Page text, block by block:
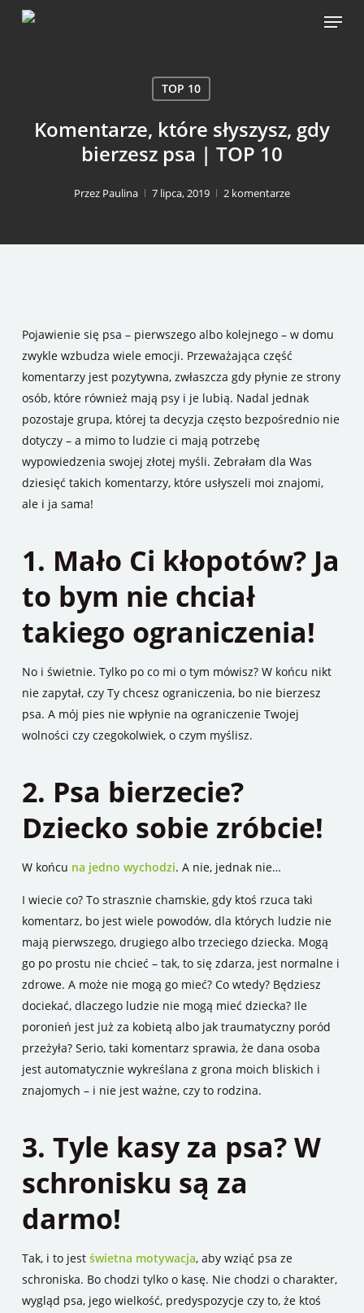
Menu
TOP 10
Komentarze, które słyszysz, gdy
bierzesz psa | TOP 10
Przez Paulina 7 lipca, 2019 2 komentarze
Pojawienie się psa – pierwszego albo kolejnego – w domu
zwykle wzbudza wiele emocji. Przeważająca część
komentarzy jest pozytywna, zwłaszcza gdy płynie ze strony
osób, które również mają psy i je lubią. Nadal jednak
pozostaje grupa, której ta decyzja często bezpośrednio nie
dotyczy – a mimo to ludzie ci mają potrzebę
wypowiedzenia swojej złotej myśli. Zebrałam dla Was
dziesięć takich komentarzy, które usłyszeli moi znajomi,
ale i ja sama!
1. Mało Ci kłopotów? Ja
to bym nie chciał
takiego ograniczenia!
No i świetnie. Tylko po co mi o tym mówisz? W końcu nikt
nie zapytał, czy Ty chcesz ograniczenia, bo nie bierzesz
psa. A mój pies nie wpłynie na ograniczenie Twojej
wolności czy czegokolwiek, o czym myślisz.
2. Psa bierzecie?
Dziecko sobie zróbcie!
W końcu na jedno wychodzi. A nie, jednak nie…
I wiecie co? To strasznie chamskie, gdy ktoś rzuca taki
komentarz, bo jest wiele powodów, dla których ludzie nie
mają pierwszego, drugiego albo trzeciego dziecka. Mogą
go po prostu nie chcieć – tak, to się zdarza, jest normalne i
zdrowe. A może nie mogą go mieć? Co wtedy? Będziesz
dociekać, dlaczego ludzie nie mogą mieć dziecka? Ile
poronień jest już za kobietą albo jak traumatyczny poród
przeżyła? Serio, taki komentarz sprawia, że dana osoba
jest automatycznie wykreślana z grona moich bliskich i
znajomych – i nie jest ważne, czy to rodzina.
3. Tyle kasy za psa? W
schronisku są za
darmo!
Tak, i to jest świetna motywacja, aby wziąć psa ze
schroniska. Bo chodzi tylko o kasę. Nie chodzi o charakter,
wygląd psa, jego wielkość, predyspozycje czy to, że ktoś